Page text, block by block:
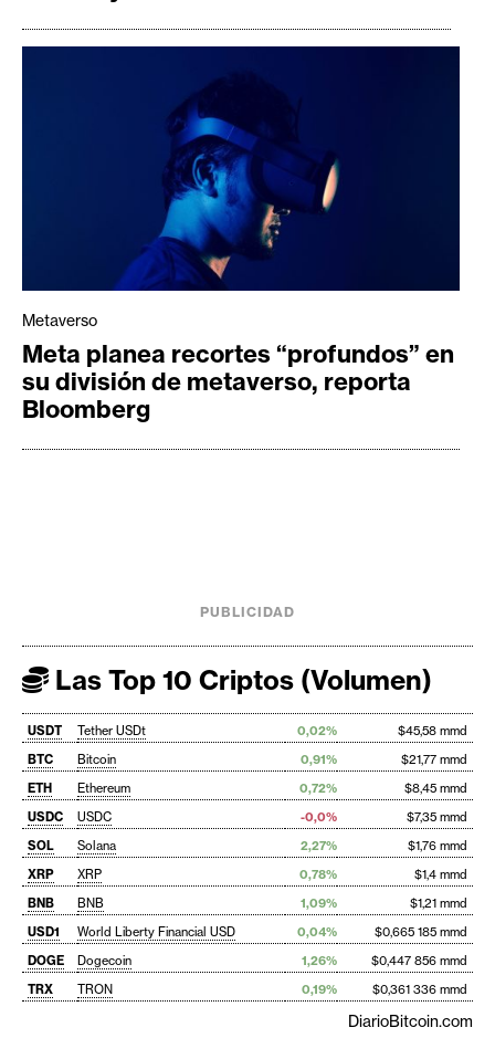
Metaverso
Meta planea recortes “profundos” en
su división de metaverso, reporta
Bloomberg
PUBLICIDAD
Las Top 10 Criptos (Volumen)
USDT Tether USDt 0,02%
$45,58 mmd
BTC
Bitcoin 0,91%
$21,77 mmd
ETH
Ethereum 0,72%
$8,45 mmd
USDC
USDC -0,0%
$7,35 mmd
SOL
Solana 2,27%
$1,76 mmd
XRP
XRP 0,78%
$1,4 mmd
BNB
BNB 1,09%
$1,21 mmd
USD1
World Liberty Financial USD 0,04%
$0,665 185 mmd
DOGE
Dogecoin 1,26%
$0,447 856 mmd
TRX
TRON 0,19% $0,361 336 mmd
DiarioBitcoin.com